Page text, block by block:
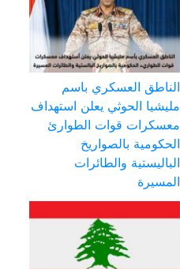
الناطق العسكري باسم
مليشيا الحوثي يعلن استهداف
معسكرات قوات الطوارئ
الحكومية بالصواريخ
الباليستية والطائرات
المسيرة